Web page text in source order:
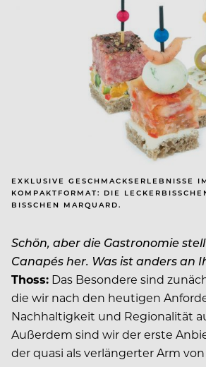
EXKLUSIVE GESCHMACKS­ERLEBNISSE
KOMPAKTFORMAT: DIE
BISSCHEN MARQUARD.
Schön, aber die Gastronomie
Canapés her. Was ist anders an
Thoss: Das Besondere sind
die wir nach den heutigen
Nachhaltigkeit und Regionalität
Außerdem sind wir der erste
der quasi als verlängerter Arm